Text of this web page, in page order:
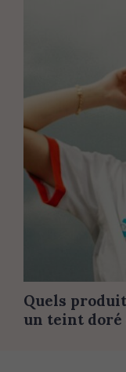
Quels
un teint doré